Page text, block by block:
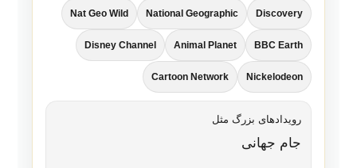
Discovery
National Geographic
Nat Geo Wild
BBC Earth
Animal Planet
Disney Channel
Nickelodeon
Cartoon Network
رویدادهای بزرگ مثل
جام جهانی